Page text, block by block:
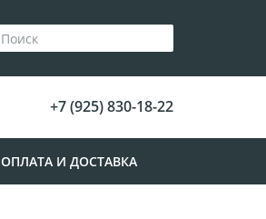
+7 (925) 830-18-22
ОПЛАТА И ДОСТАВКА